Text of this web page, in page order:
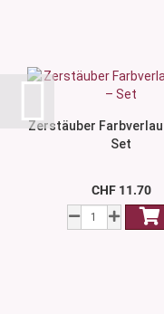
Zerstäuber
Set
CHF 11.70